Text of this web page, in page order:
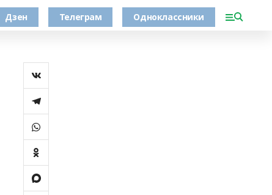
Дзен Телеграм Одноклассники